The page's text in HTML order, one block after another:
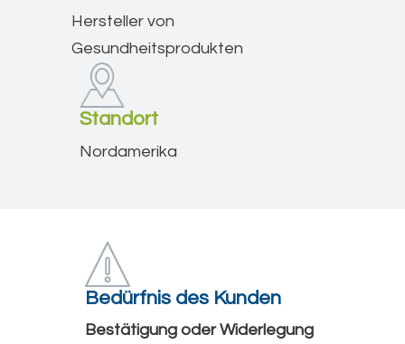
Hersteller von
Gesundheitsprodukten
Standort
Nordamerika
Bedürfnis des Kunden
Bestätigung oder Widerlegung